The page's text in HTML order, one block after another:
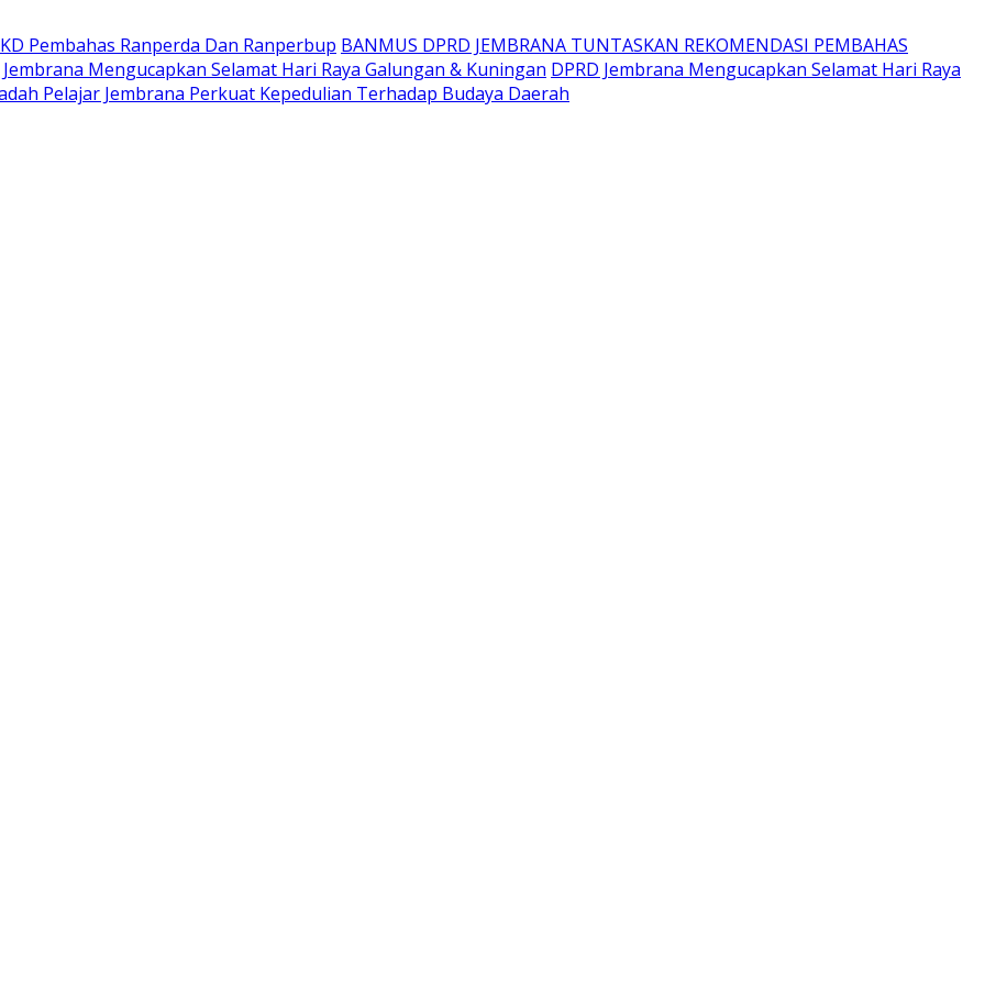
Pembahas Ranperda Dan Ranperbup BANMUS DPRD JEMBRANA TUNTASKAN REKOMENDASI PEMBAHAS
Mengucapkan Selamat Hari Raya Galungan & Kuningan DPRD Jembrana Mengucapkan Selamat Hari Raya
Pelajar Jembrana Perkuat Kepedulian Terhadap Budaya Daerah